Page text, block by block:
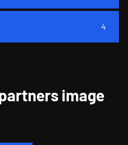
4
image